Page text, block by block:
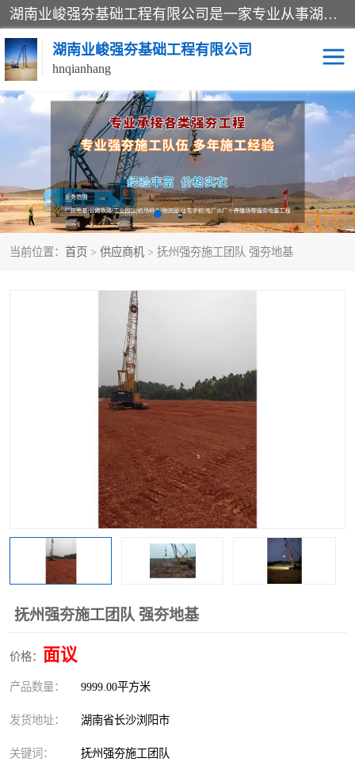
湖南业峻强夯基础工程有限公司是一家专业从事湖南强夯基础工程、强夯机租赁，地基处理的施工单位。业务覆盖：湖南、广东，江西等地。可承接1000KN.m-25000KN.m强夯（置换）工程。公司创始人是国内较早期从事强夯施工的建设者，经过多年的一步一个脚印的发展，在行业内具有较高的度和良好的口碑。
湖南业峻强夯基础工程有限公司
hnqianhang
当前位置： 首页 > 供应商机 > 抚州强夯施工团队 强夯地基
抚州强夯施工团队 强夯地基
价格： 面议
产品数量： 9999.00平方米
发货地址： 湖南省长沙浏阳市
关键词： 抚州强夯施工团队
强夯施工案例 强夯机租赁
强夯施工工程 强夯施工队伍
强夯队伍